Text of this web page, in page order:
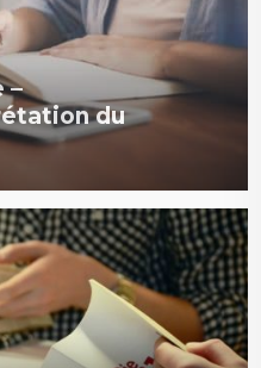
–
du